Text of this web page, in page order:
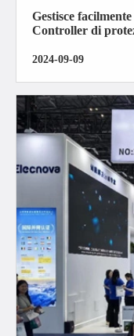
Gestisce
Controller di
2024-09-09